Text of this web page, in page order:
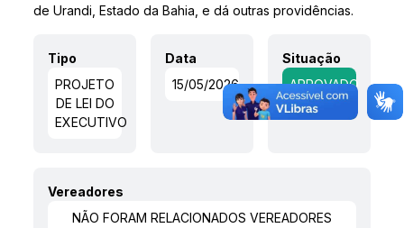
de Urandi, Estado da Bahia, e dá outras providências.
Tipo
PROJETO
DE LEI DO
EXECUTIVO
Data
15/05/2026
Situação
APROVADO
Vereadores
NÃO FORAM RELACIONADOS VEREADORES